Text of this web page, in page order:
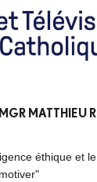
sociaux.
fragiles, Mgr
MATTHIEU
éthique et